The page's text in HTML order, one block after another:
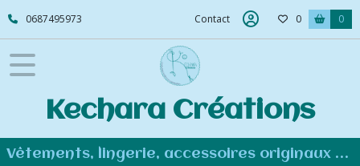
0687495973 Contact 0 0
Kechara Créations
Vêtements, lingerie, accessoires originaux et personnalisés - Couture éco-responsable